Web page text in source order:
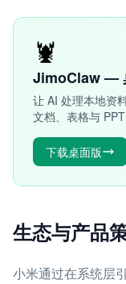
🦞
JimoClaw —
让 AI 处理本地资
文档、表格与
下载桌面版
生态与产品
小米通过在系统层